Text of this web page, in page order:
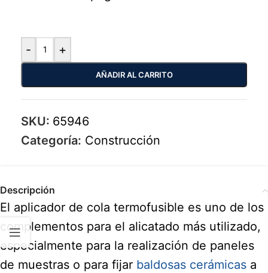
- +
AÑADIR AL CARRITO
SKU: 65946
Categoría: Construcción
Descripción
El aplicador de cola termofusible es uno de los
complementos para el alicatado más utilizado,
especialmente para la realización de paneles
de muestras o para fijar baldosas cerámicas a